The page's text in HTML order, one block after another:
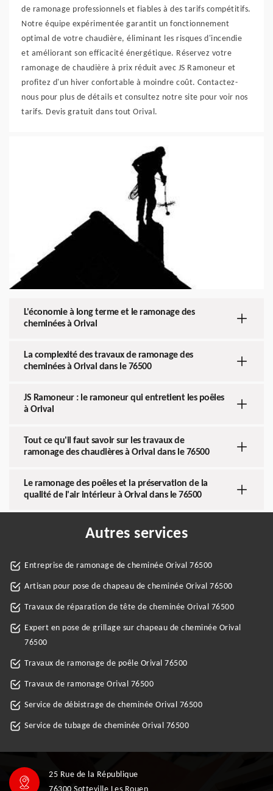
de ramonage professionnels et fiables à des tarifs compétitifs.
Notre équipe expérimentée garantit un fonctionnement
optimal de votre chaudière, éliminant les risques d'incendie
et améliorant son efficacité énergétique. Réservez votre
ramonage de chaudière à prix réduit avec JS Ramoneur et
profitez d'un hiver confortable à moindre coût. Contactez-
nous pour plus de détails et consultez notre site pour voir nos
tarifs. Devis gratuit dans tout Orival.
L'économie à long terme et le ramonage des
cheminées à Orival
La complexité des travaux de ramonage des
cheminées à Orival dans le 76500
JS Ramoneur : le ramoneur qui entretient les poêles
à Orival
Tout ce qu'il faut savoir sur les travaux de
ramonage des chaudières à Orival dans le 76500
Le ramonage des poêles et la préservation de la
qualité de l'air intérieur à Orival dans le 76500
Autres services
Entreprise de ramonage de cheminée Orival 76500
Artisan pour pose de chapeau de cheminée Orival 76500
Travaux de réparation de tête de cheminée Orival 76500
Expert en pose de grillage sur chapeau de cheminée Orival
76500
Travaux de ramonage de poêle Orival 76500
Travaux de ramonage Orival 76500
Service de débistrage de cheminée Orival 76500
Service de tubage de cheminée Orival 76500
25 Rue de la République